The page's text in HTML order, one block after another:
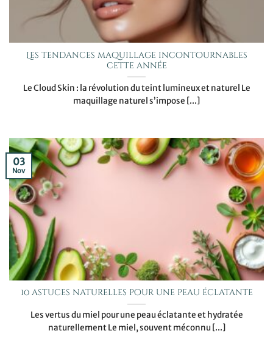
Les tendances maquillage incontournables
cette année
Le Cloud Skin : la révolution du teint lumineux et naturel Le
maquillage naturel s’impose [...]
10 astuces naturelles pour une peau éclatante
Les vertus du miel pour une peau éclatante et hydratée
naturellement Le miel, souvent méconnu [...]
03
Nov